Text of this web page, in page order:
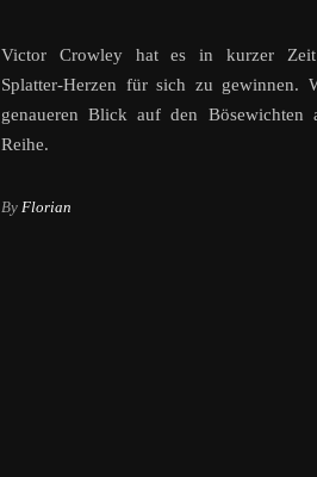
Victor Crowley hat es in kurzer Zeit
Splatter-Herzen für sich zu gewinnen.
genaueren Blick auf den Bösewichten
Reihe.
By Florian